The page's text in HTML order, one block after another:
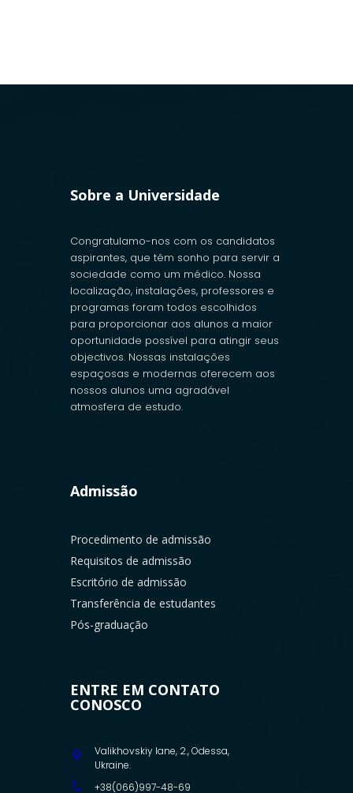
Sobre a Universidade
Congratulamo-nos com os candidatos
aspirantes, que têm sonho para servir a
sociedade como um médico. Nossa
localização, instalações, professores e
programas foram todos escolhidos
para proporcionar aos alunos a maior
oportunidade possível para atingir seus
objectivos. Nossas instalações
espaçosas e modernas oferecem aos
nossos alunos uma agradável
atmosfera de estudo.
Admissão
Procedimento de admissão
Requisitos de admissão
Escritório de admissão
Transferência de estudantes
Pós-graduação
ENTRE EM CONTATO
CONOSCO
Valikhovskiy lane, 2., Odessa,
Ukraine.
+38(066)997-48-69